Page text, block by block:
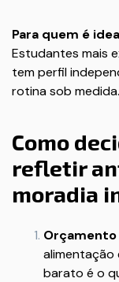
Para quem é
Estudantes mais
tem perfil
rotina sob medida.
Como
refletir
moradia
alimentação
barato é o